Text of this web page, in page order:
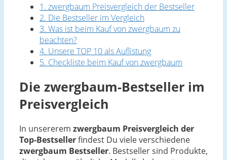
1. zwergbaum Preisvergleich der Bestseller
2. Die Bestseller im Vergleich
3. Was ist beim Kauf von zwergbaum zu
beachten?
4. Unsere TOP 10 als Auflistung
5. Checkliste beim Kauf von zwergbaum
Die zwergbaum-Bestseller im
Preisvergleich
In unsererem zwergbaum Preisvergleich der
Top-Bestsellerfindest Du viele verschiedene
zwergbaum Bestseller. Bestseller sind Produkte,